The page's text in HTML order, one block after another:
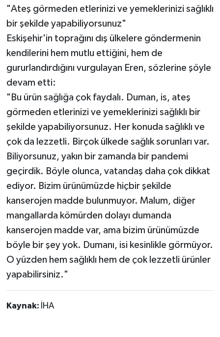
"Ateş görmeden etlerinizi ve yemeklerinizi sağlıklı
bir şekilde yapabiliyorsunuz"
Eskişehir'in toprağını dış ülkelere göndermenin
kendilerini hem mutlu ettiğini, hem de
gururlandırdığını vurgulayan Eren, sözlerine şöyle
devam etti:
"Bu ürün sağlığa çok faydalı. Duman, is, ateş
görmeden etlerinizi ve yemeklerinizi sağlıklı bir
şekilde yapabiliyorsunuz. Her konuda sağlıklı ve
çok da lezzetli. Birçok ülkede sağlık sorunları var.
Biliyorsunuz, yakın bir zamanda bir pandemi
geçirdik. Böyle olunca, vatandaş daha çok dikkat
ediyor. Bizim ürünümüzde hiçbir şekilde
kanserojen madde bulunmuyor. Malum, diğer
mangallarda kömürden dolayı dumanda
kanserojen madde var, ama bizim ürünümüzde
böyle bir şey yok. Dumanı, isi kesinlikle görmüyor.
O yüzden hem sağlıklı hem de çok lezzetli ürünler
yapabilirsiniz."
Kaynak: İHA